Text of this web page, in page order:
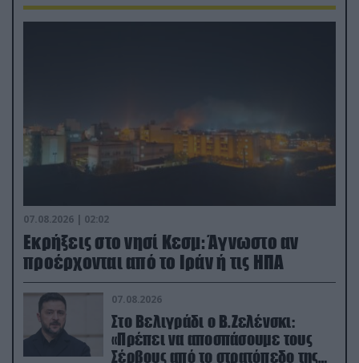
07.08.2026 | 02:02
Εκρήξεις στο νησί Κεσμ: Άγνωστο αν
προέρχονται από το Ιράν ή τις ΗΠΑ
07.08.2026
Στο Βελιγράδι ο Β.Ζελένσκι:
«Πρέπει να αποσπάσουμε τους
Σέρβους από το στρατόπεδο της